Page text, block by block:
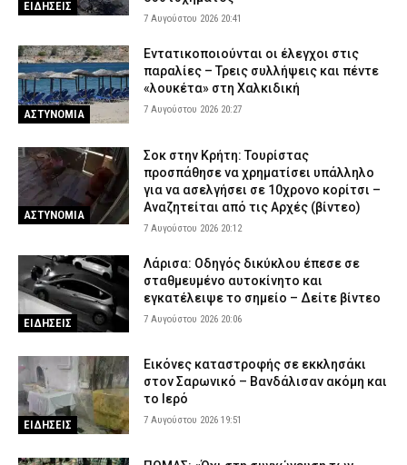
ΕΙΔΗΣΕΙΣ
7 Αυγούστου 2026 20:41
ΑΣΤΥΝΟΜΙΑ
Εντατικοποιούνται οι έλεγχοι στις
παραλίες – Τρεις συλλήψεις και πέντε
«λουκέτα» στη Χαλκιδική
7 Αυγούστου 2026 20:27
ΑΣΤΥΝΟΜΙΑ
Σοκ στην Κρήτη: Τουρίστας
προσπάθησε να χρηματίσει υπάλληλο
για να ασελγήσει σε 10χρονο κορίτσι –
Αναζητείται από τις Αρχές (βίντεο)
7 Αυγούστου 2026 20:12
ΕΙΔΗΣΕΙΣ
Λάρισα: Οδηγός δικύκλου έπεσε σε
σταθμευμένο αυτοκίνητο και
εγκατέλειψε το σημείο – Δείτε βίντεο
7 Αυγούστου 2026 20:06
ΕΙΔΗΣΕΙΣ
Εικόνες καταστροφής σε εκκλησάκι
στον Σαρωνικό – Βανδάλισαν ακόμη και
το Ιερό
7 Αυγούστου 2026 19:51